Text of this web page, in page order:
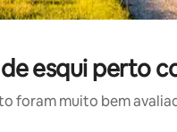
esqui perto
foram muito bem